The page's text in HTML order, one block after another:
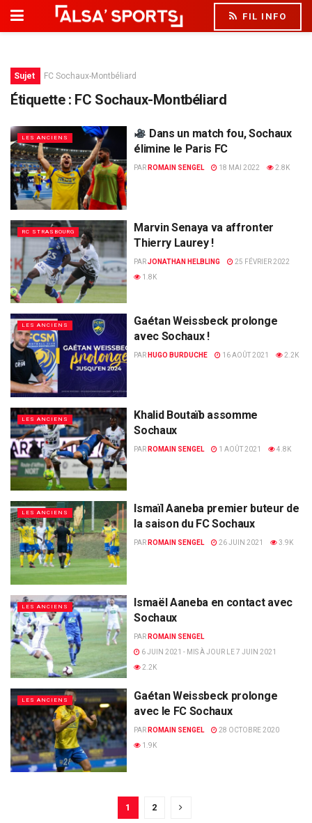
FIL INFO
Sujet FC Sochaux-Montbéliard
Étiquette : FC Sochaux-Montbéliard
LES ANCIENS
Dans un match fou, Sochaux
élimine le Paris FC
PAR ROMAIN SENGEL 18 MAI 2022 2.8K
RC STRASBOURG
Marvin Senaya va affronter
Thierry Laurey !
PARJONATHAN HELBLING
25 FÉVRIER 2022
1.8K
LES ANCIENS
Gaétan Weissbeck prolonge
avec Sochaux !
PAR HUGO BURDUCHE 16 AOÛT 2021 2.2K
LES ANCIENS
Khalid Boutaïb assomme
Sochaux
PAR ROMAIN SENGEL 1 AOÛT 2021 4.8K
LES ANCIENS
Ismaïl Aaneba premier buteur de
la saison du FC Sochaux
PAR ROMAIN SENGEL 26 JUIN 2021 3.9K
LES ANCIENS
Ismaël Aaneba en contact avec
Sochaux
PAR ROMAIN SENGEL
6 JUIN 2021 - MIS À JOUR LE 7 JUIN 2021
2.2K
LES ANCIENS
Gaétan Weissbeck prolonge
avec le FC Sochaux
PAR ROMAIN SENGEL
28 OCTOBRE 2020
1.9K
1 2